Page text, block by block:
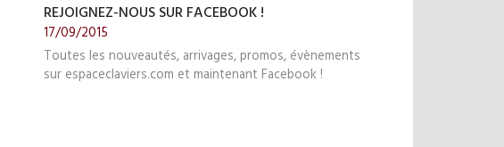
REJOIGNEZ-NOUS SUR FACEBOOK !
17/09/2015
Toutes les nouveautés, arrivages, promos, évènements
sur espaceclaviers.com et maintenant Facebook !